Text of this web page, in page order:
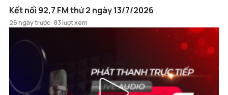
Kết nối 92,7 FM thứ 2 ngày 13/7/2026
26 ngày trước 83 lượt xem